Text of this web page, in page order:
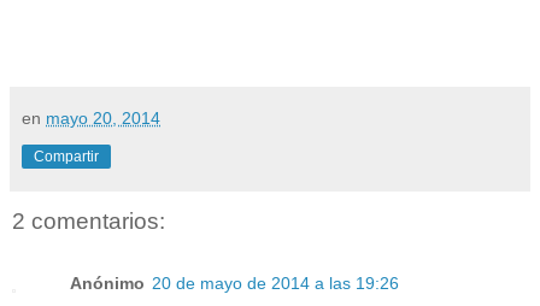
en mayo 20, 2014
Compartir
2 comentarios:
Anónimo 20 de mayo de 2014 a las 19:26